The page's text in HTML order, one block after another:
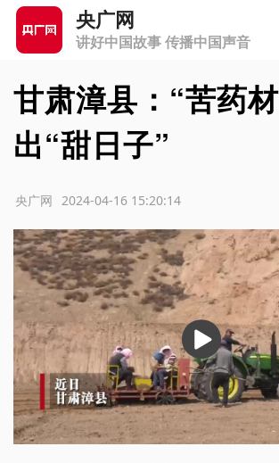
央广网
讲好中国故事 传播中国声音
甘肃漳县：“苦药
出“甜日子”
2024-04-16 15:20:14
央广网
播
放